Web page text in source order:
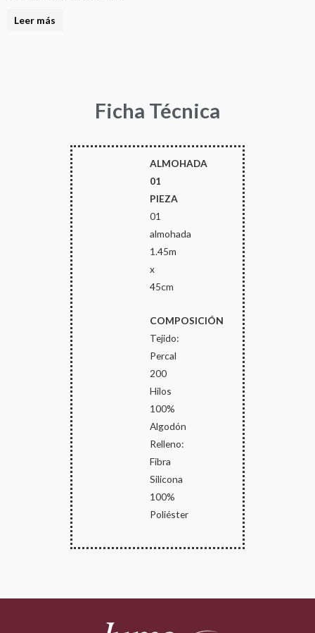
Leer más
Ficha Técnica
ALMOHADA
01
PIEZA
01
almohada
1.45m
x
45cm
COMPOSICIÓN
Tejido:
Percal
200
Hilos
100%
Algodón
Relleno:
Fibra
Silicona
100%
Poliéster